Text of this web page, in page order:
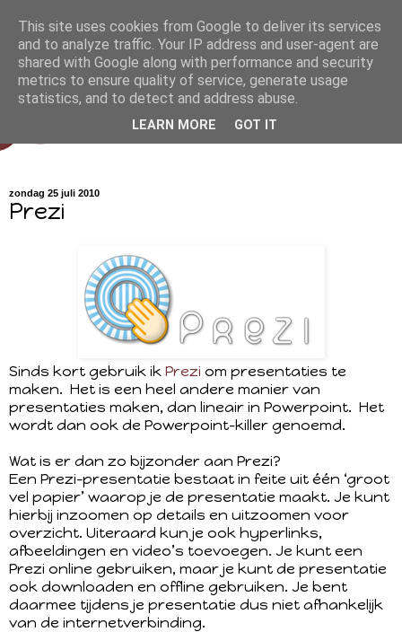
zondag 25 juli 2010
Prezi
Sinds kort gebruik ik Prezi om presentaties te
maken. Het is een heel andere manier van
presentaties maken, dan lineair in Powerpoint. Het
wordt dan ook de Powerpoint-killer genoemd.
Wat is er dan zo bijzonder aan Prezi?
Een Prezi-presentatie bestaat in feite uit één ‘groot
vel papier’ waarop je de presentatie maakt. Je kunt
hierbij inzoomen op details en uitzoomen voor
overzicht. Uiteraard kun je ook hyperlinks,
afbeeldingen en video’s toevoegen. Je kunt een
Prezi online gebruiken, maar je kunt de presentatie
ook downloaden en offline gebruiken. Je bent
daarmee tijdens je presentatie dus niet afhankelijk
van de internetverbinding.
This site uses cookies from Google to deliver its services
and to analyze traffic. Your IP address and user-agent are
shared with Google along with performance and security
metrics to ensure quality of service, generate usage
statistics, and to detect and address abuse.
LEARN MORE GOT IT